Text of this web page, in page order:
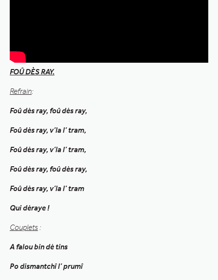
FOÛ DÈS RAY.
Refrain:
Foû dès ray, foû dès ray,
Foû dès ray, v’la l’ tram,
Foû dès ray, v’la l’ tram,
Foû dès ray, foû dès ray,
Foû dès ray, v’la l’ tram
Qui dèraye !
Couplets :
A falou bin dè tins
Po dismantchî l’ prumî